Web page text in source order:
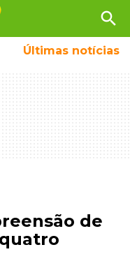
search
Últimas notícias
de